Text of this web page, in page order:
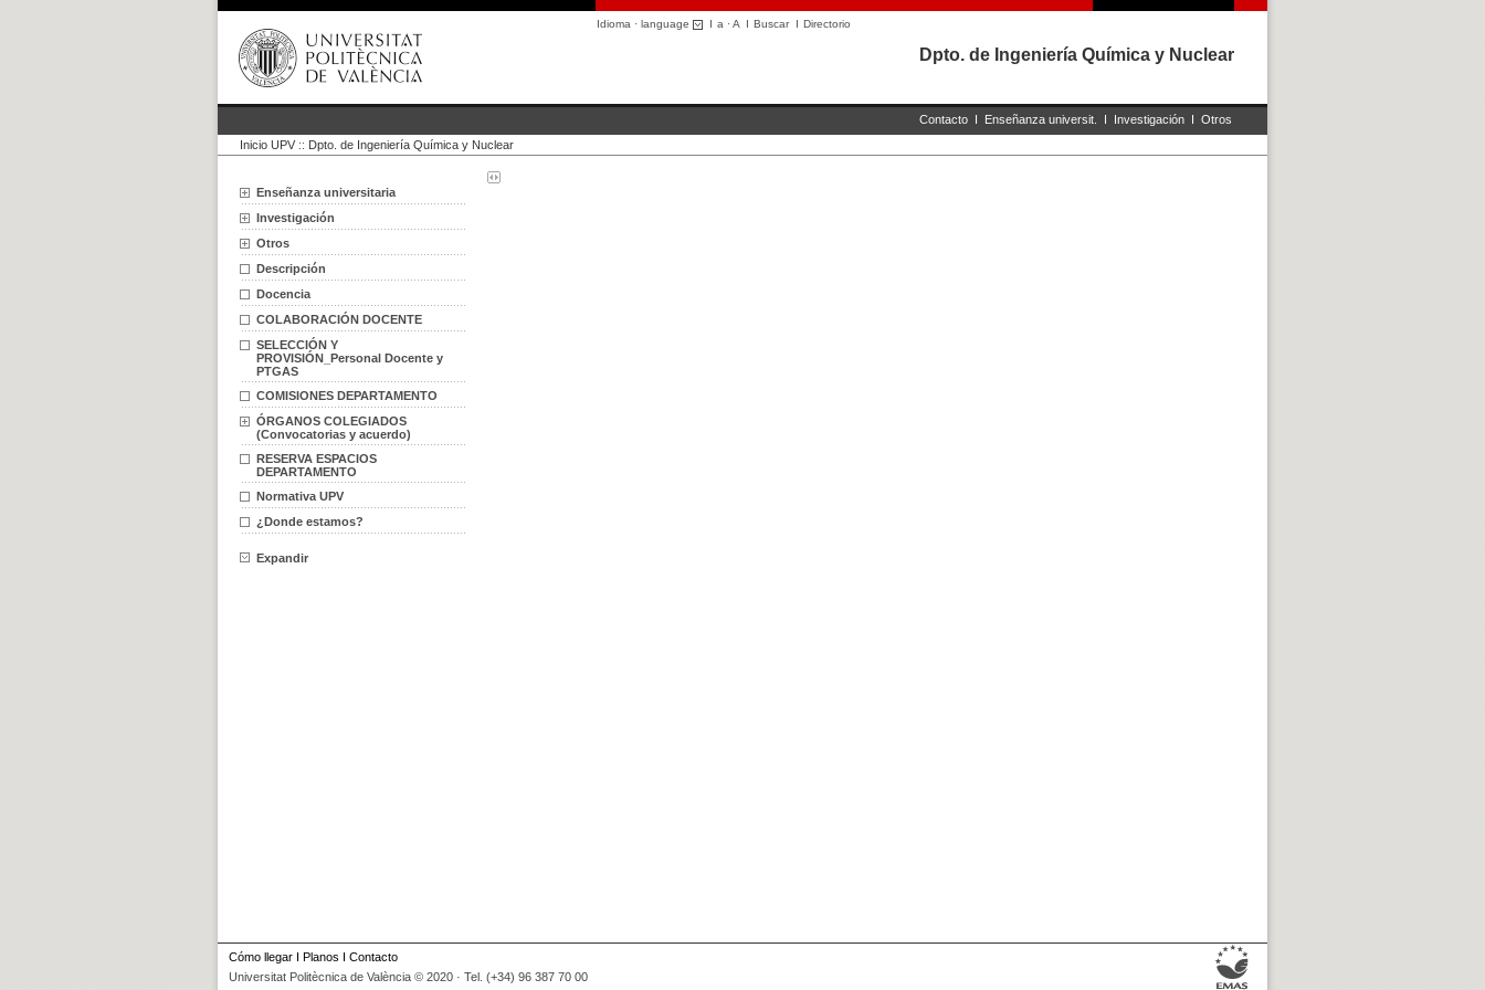
Idioma · language I a ·A I BuscarI Directorio
Dpto. de Ingeniería Química y Nuclear
Contacto I Enseñanza universit. I Investigación I Otros
Inicio UPV :: Dpto. de Ingeniería Química y Nuclear
Enseñanza universitaria
Investigación
Otros
Descripción
Docencia
COLABORACIÓN DOCENTE
SELECCIÓN Y
PROVISIÓN_Personal Docente y
PTGAS
COMISIONES DEPARTAMENTO
ÓRGANOS COLEGIADOS
(Convocatorias y acuerdo)
RESERVA ESPACIOS
DEPARTAMENTO
Normativa UPV
¿Donde estamos?
Expandir
Cómo llegar I Planos I Contacto
Universitat Politècnica de València © 2020 · Tel. (+34) 96 387 70 00